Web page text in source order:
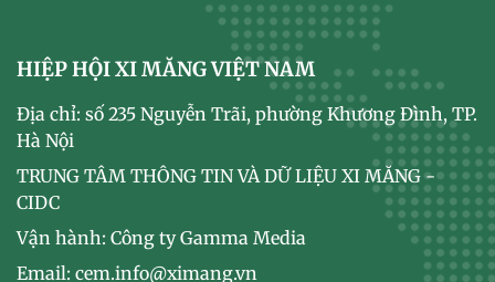
HIỆP HỘI XI MĂNG VIỆT NAM
Địa chỉ: số 235 Nguyễn Trãi, phường Khương Đình, TP.
Hà Nội
TRUNG TÂM THÔNG TIN VÀ DỮ LIỆU XI MĂNG -
CIDC
Vận hành: Công ty Gamma Media
Email: cem.info@ximang.vn